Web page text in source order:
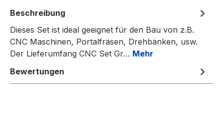
Beschreibung
Dieses Set ist ideal geeignet für den Bau von z.B.
CNC Maschinen, Portalfräsen, Drehbänken, usw.
Der Lieferumfang CNC Set Gr… Mehr
Bewertungen